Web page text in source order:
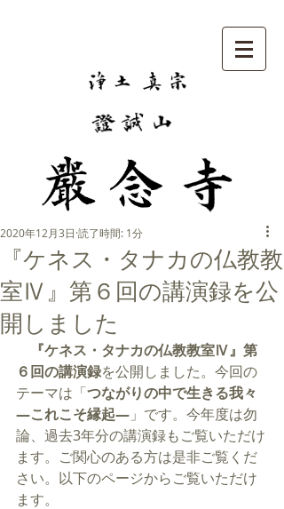
『ケネス・タナカの仏教教
室Ⅳ』第６回の講演録を公
開しました
2020年12月3日 読了時間: 1分
『ケネス・タナカの仏教教室Ⅳ』第
６回の講演録を公開しました。今回の
テーマは「つながりの中で生きる我々
―これこそ縁起― 」です。今年度は勿
論、過去3年分の講演録もご覧いただけ
ます。ご関心のある方は是非ご覧くだ
さい。以下のページからご覧いただけ
ます。